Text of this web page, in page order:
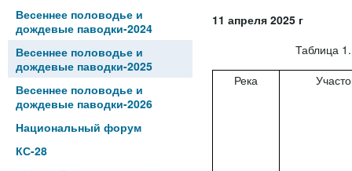
Весеннее половодье и
дождевые паводки-2024
Весеннее половодье и
дождевые паводки-2025
Весеннее половодье и
дождевые паводки-2026
Национальный форум
КС-28
11 апреля 2025 г
Таблица
Река